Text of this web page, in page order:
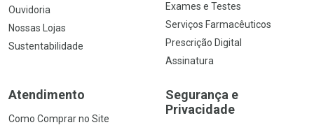
Ouvidoria
Nossas Lojas
Sustentabilidade
Exames e Testes
Serviços Farmacêuticos
Prescrição Digital
Assinatura
Atendimento
Como Comprar no Site
Segurança e
Privacidade